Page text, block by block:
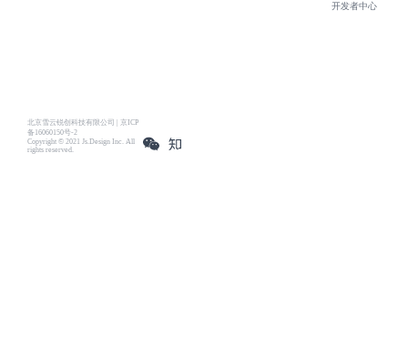
北京雪云锐创科技有限公司 | 京ICP
备16060150号-2
Copyright © 2021 Js.Design Inc. All
rights reserved.
开发者中心